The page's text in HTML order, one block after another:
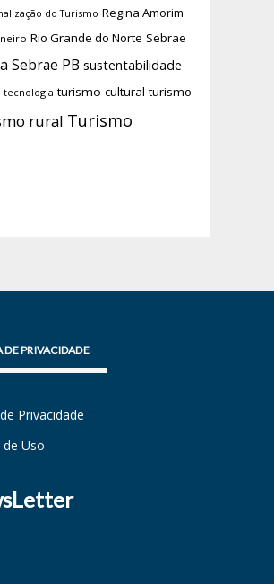
do Turismo Regina Amorim
Rio Grande do Norte Sebrae
Sebrae PB sustentabilidade
tecnologia turismo cultural turismo
rural Turismo
DE PRIVACIDADE
Privacidade
Uso